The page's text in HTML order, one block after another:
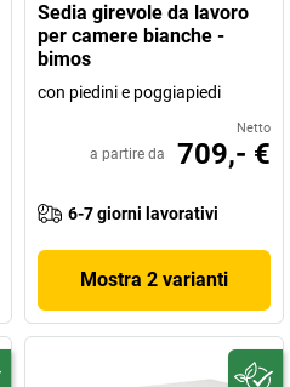
Sedia girevole da lavoro
per camere bianche -
bimos
con piedini e poggiapiedi
Netto
a partire da 709,- €
6-7 giorni lavorativi
Mostra 2 varianti